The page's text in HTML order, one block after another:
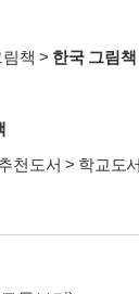
림책 > 한국 그림책
천도서 > 학교도